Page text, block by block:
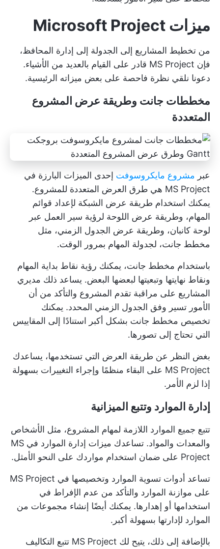
ميزات Microsoft Project
من تخطيط المشاريع إلى الجدولة إلى إدارة المحافظ،
فإن MS Project قادر على القيام بالعديد من الأشياء.
دعونا نلقي نظرة فاحصة على بعض ميزاته الرئيسية.
مخططات جانت وطريقة عرض المشروع
المتعددة
عبر مشروع مايكروسوفت إحدى الميزات البارزة في
MS Project هي طرق العرض المتعددة للمشروع.
يمكنك استخدام طريقة عرض الشبكة لإعداد قوائم
المهام، وطريقة عرض اللوحة لرؤية سير العمل عبر
لوحة كانبان، وطريقة عرض الجدول الزمني، مثل
مخطط جانت، لجدولة المهام بمرور الوقت.
باستخدام مخطط جانت، يمكنك رؤية نقاط بداية المهام
ونقاط نهايتها وتبعيتها لبعضها البعض. يساعد ذلك مديري
المشاريع على مراقبة تقدم المشروع والتأكد من أن
الأمور تسير وفق الجدول الزمني المحدد. يمكنك
تخصيص مخطط جانت بشكل أكبر استنادًا إلى المقاييس
التي تحتاج إلى تصورها.
بغض النظر عن طريقة العرض التي تستخدمها، يساعدك
MS Project على البقاء منظمًا وإجراء التغييرات بسهولة
إذا لزم الأمر.
إدارة الموارد وتتبع الميزانية
تتبع جميع الموارد اللازمة لمهام المشروع، مثل الأشخاص
والمعدات والمواد. تساعدك ميزات إدارة الموارد في MS
Project على ضمان استخدام مواردك على النحو الأمثل.
تساعد أدوات تسوية الموارد وتخصيصها في MS Project
على موازنة الموارد والتأكد من عدم الإفراط في
استخدامها أو إهدارها. يمكنك أيضًا إنشاء مجموعات من
الموارد لإدارتها بسهولة أكبر.
بالإضافة إلى ذلك، يتيح لك MS Project تتبع التكاليف